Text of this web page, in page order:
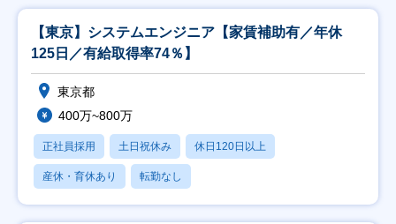
【東京】システムエンジニア【家賃補助有／年休
125日／有給取得率74％】
東京都
400万~800万
正社員採用 土日祝休み 休日120日以上
産休・育休あり 転勤なし